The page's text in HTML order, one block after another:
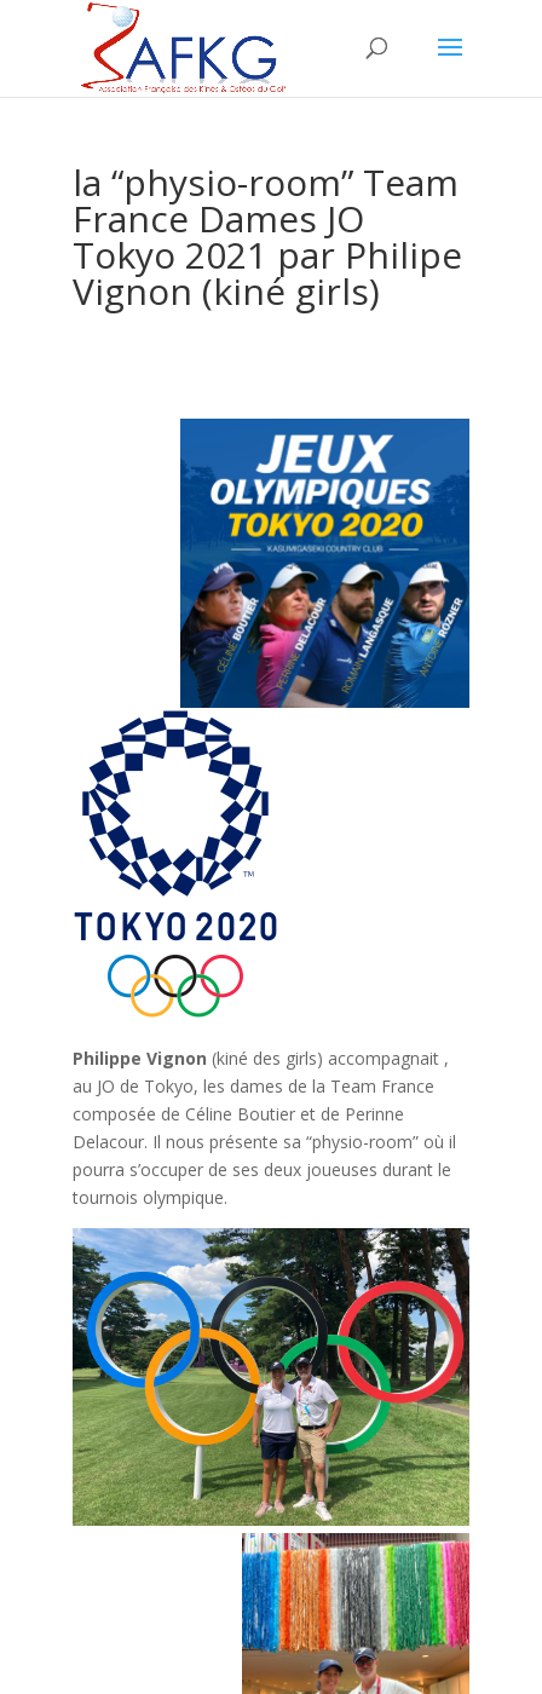
la “physio-room” Team
France Dames JO
Tokyo 2021 par Philipe
Vignon (kiné girls)
Philippe Vignon (kiné des girls) accompagnait ,
au JO de Tokyo, les dames de la Team France
composée de Céline Boutier et de Perinne
Delacour. Il nous présente sa “physio-room” où il
pourra s’occuper de ses deux joueuses durant le
tournois olympique.